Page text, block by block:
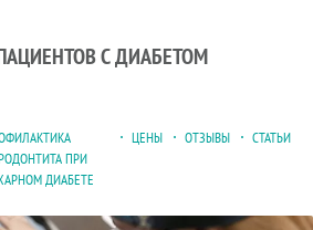
С ДИАБЕТОМ
ПРИ
ДИАБЕТЕ
ЦЕНЫ ОТЗЫВЫ СТАТЬИ